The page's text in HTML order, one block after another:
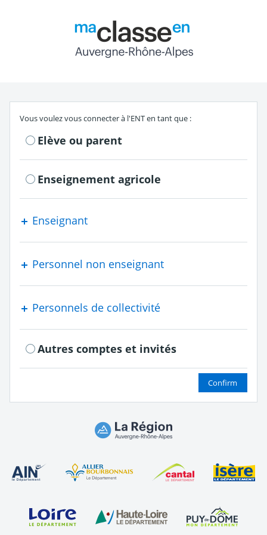
S'authentifier en tant que
Vous voulez vous connecter à l'ENT en tant que :
Elève ou parent
Enseignement agricole
Enseignant
Personnel non enseignant
Personnels de collectivité
Autres comptes et invités